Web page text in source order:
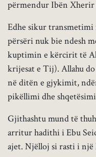
përmendur Ibën Xherir
Edhe sikur
përsëri nuk bie ndesh
kuptimin e kërcirit të
krijesat e Tij). Allahu
në ditën e gjykimit,
pikëllimi dhe
Gjithashtu mund të
arritur hadithi i Ebu
ajet. Njëlloj si rasti i